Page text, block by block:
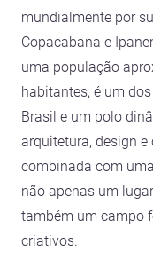
mundialmente por
Copacabana e
uma população
habitantes, é um
Brasil e um polo
arquitetura, design e
combinada com
não apenas um
também um campo
criativos.